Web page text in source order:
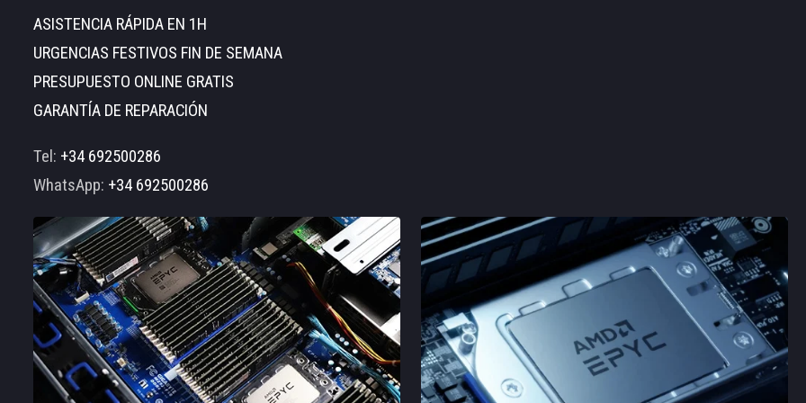
ASISTENCIA RÁPIDA EN 1H
URGENCIAS FESTIVOS FIN DE SEMANA
PRESUPUESTO ONLINE GRATIS
GARANTÍA DE REPARACIÓN
Tel: +34 692500286
WhatsApp: +34 692500286